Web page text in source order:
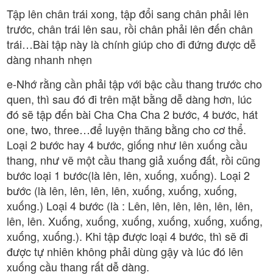
Tập lên chân trái xong, tập đổi sang chân phải lên
trước, chân trái lên sau, rồi chân phải lên đến chân
trái…Bài tập này là chính giúp cho đi đứng được dễ
dàng nhanh nhẹn
e-Nhớ rằng cần phải tập với bậc cầu thang trước cho
quen, thì sau đó đi trên mặt bằng dễ dàng hơn, lúc
đó sẽ tập đến bài Cha Cha Cha 2 bước, 4 bước, hát
one, two, three…để luyện thăng bằng cho cơ thể.
Loại 2 bước hay 4 bước, giống như lên xuống cầu
thang, như vẽ một cầu thang giả xuống đất, rồi cũng
bước loại 1 bước(là lên, lên, xuống, xuống). Loại 2
bước (là lên, lên, lên, lên, xuống, xuống, xuống,
xuống.) Loại 4 bước (là : Lên, lên, lên, lên, lên, lên,
lên, lên. Xuống, xuống, xuống, xuống, xuống, xuống,
xuống, xuống.). Khi tập được loại 4 bước, thì sẽ đi
được tự nhiên không phải dùng gậy và lúc đó lên
xuống cầu thang rất dễ dàng.